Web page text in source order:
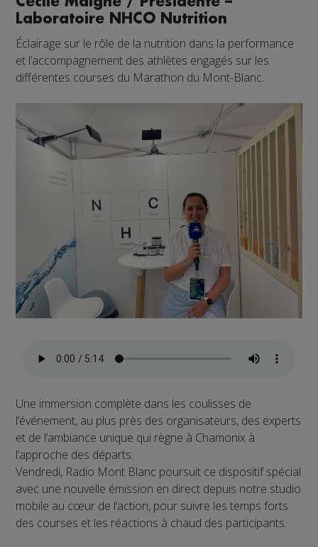
Laboratoire NHCO Nutrition
Éclairage sur le rôle de la nutrition dans la performance
et l’accompagnement des athlètes engagés sur les
différentes courses du Marathon du Mont-Blanc.
Une immersion complète dans les coulisses de
l’événement, au plus près des organisateurs, des experts
et de l’ambiance unique qui règne à Chamonix à
l’approche des départs.
Vendredi, Radio Mont Blanc poursuit ce dispositif spécial
avec une nouvelle émission en direct depuis notre studio
mobile au cœur de l’action, pour suivre les temps forts
des courses et les réactions à chaud des participants.